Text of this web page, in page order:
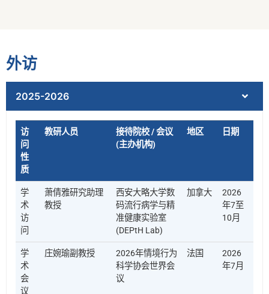
外访
2025-2026
访
问
性
质
教研人员
接待院校 / 会议
(主办机构)
地区 日期
学
术
访
问
萧倩雅研究助理
教授
西安大略大学数
码流行病学与精
准健康实验室
(DEPtH Lab)
加拿大
2026
年7至
10月
学
术
会
议
庄婉瑜副教授
2026年情境行为
科学协会世界会
议
法国
2026
年7月